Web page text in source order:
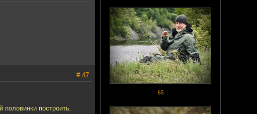
65
# 47
построить.